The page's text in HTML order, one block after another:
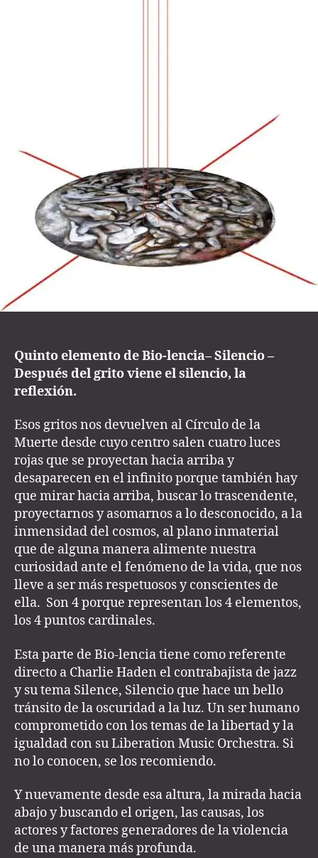
Quinto elemento de Bio-lencia– Silencio –
Después del grito viene el silencio, la
reflexión.
Esos gritos nos devuelven al Círculo de la
Muerte desde cuyo centro salen cuatro luces
rojas que se proyectan hacia arriba y
desaparecen en el infinito porque también hay
que mirar hacia arriba, buscar lo trascendente,
proyectarnos y asomarnos a lo desconocido, a la
inmensidad del cosmos, al plano inmaterial
que de alguna manera alimente nuestra
curiosidad ante el fenómeno de la vida, que nos
lleve a ser más respetuosos y conscientes de
ella. Son 4 porque representan los 4 elementos,
los 4 puntos cardinales.
Esta parte de Bio-lencia tiene como referente
directo a Charlie Haden el contrabajista de jazz
y su tema Silence, Silencio que hace un bello
tránsito de la oscuridad a la luz. Un ser humano
comprometido con los temas de la libertad y la
igualdad con su Liberation Music Orchestra. Si
no lo conocen, se los recomiendo.
Y nuevamente desde esa altura, la mirada hacia
abajo y buscando el origen, las causas, los
actores y factores generadores de la violencia
de una manera más profunda.